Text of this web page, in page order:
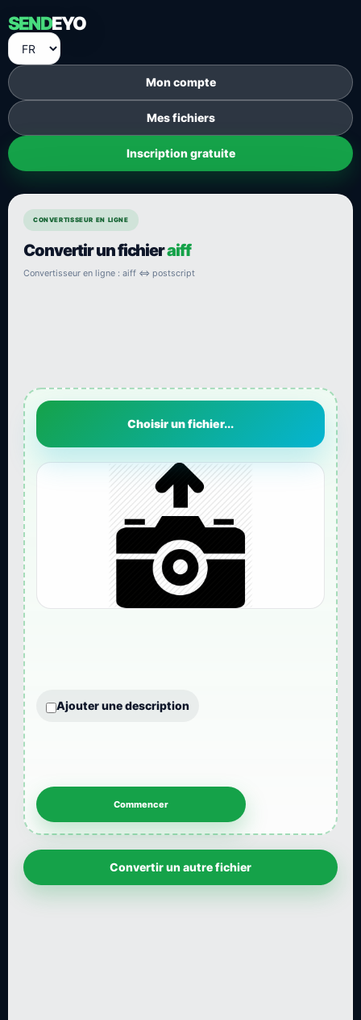
SENDEYO
Mon compte
Mes fichiers
Inscription gratuite
CONVERTISSEUR EN LIGNE
Convertir un fichieraiff
Convertisseur en ligne : aiff ⇔ postscript
Choisir un fichier...
Ajouter une description
Convertir un autre fichier